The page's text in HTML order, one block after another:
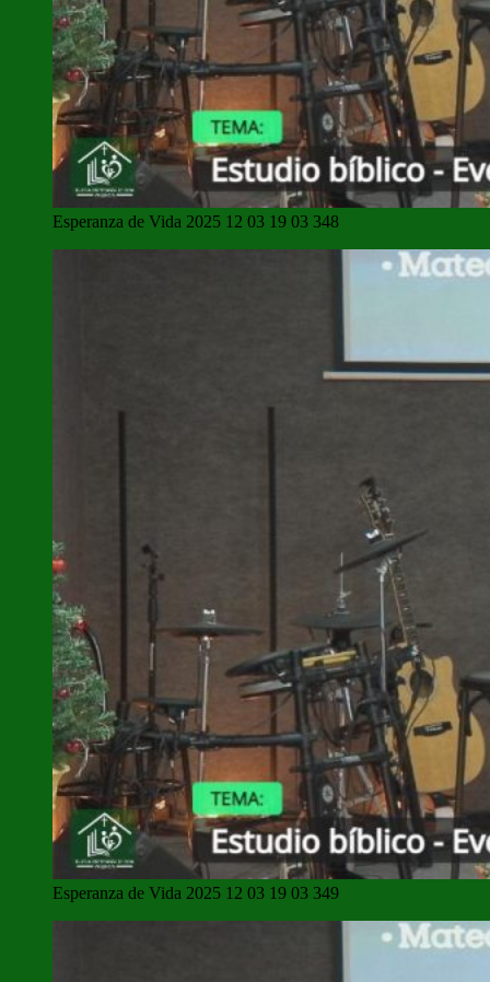
Esperanza de Vida 2025 12 03 19 03 348
Esperanza de Vida 2025 12 03 19 03 349